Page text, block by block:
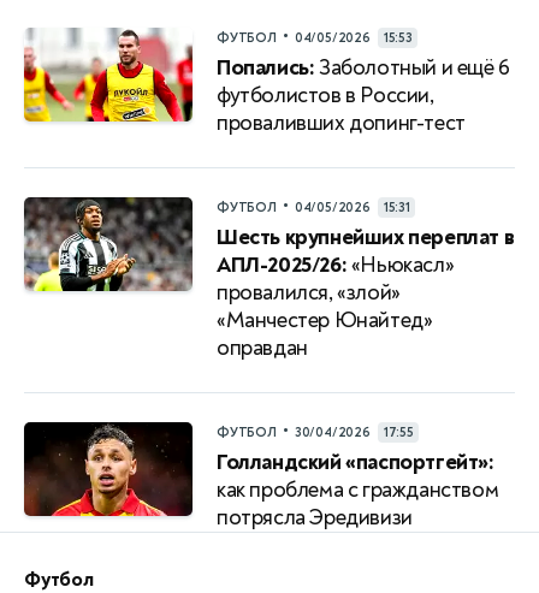
ФУТБОЛ • 04/05/2026 15:53
Попались:Заболотный и ещё 6
футболистов в России,
проваливших допинг-тест
ФУТБОЛ • 04/05/2026 15:31
Шесть крупнейших переплат в
АПЛ-2025/26:«Ньюкасл»
провалился, «злой»
«Манчестер Юнайтед»
оправдан
ФУТБОЛ • 30/04/2026 17:55
Голландский «паспортгейт»:
как проблема с гражданством
потрясла Эредивизи
Футбол